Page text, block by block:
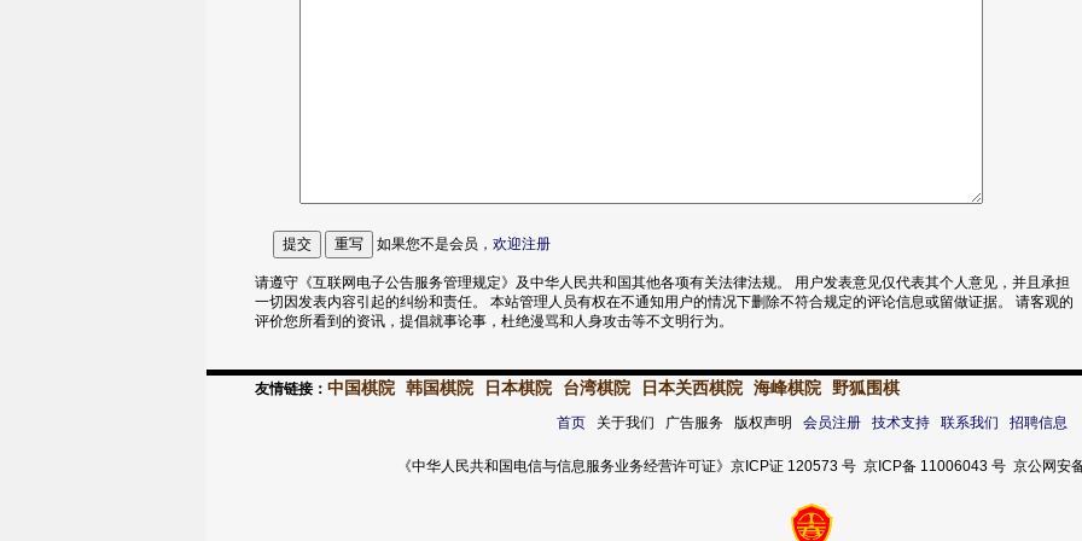
如果您不是会员， 欢迎注册
请遵守《互联网电子公告服务管理规定》及中华人民共和国其他各项有关法律法规。 用户发表意见仅代表其个人意见，并且承担
一切因发表内容引起的纠纷和责任。 本站管理人员有权在不通知用户的情况下删除不符合规定的评论信息或留做证据。 请客观的
评价您所看到的资讯，提倡就事论事，杜绝漫骂和人身攻击等不文明行为。
友情链接： 中国棋院 韩国棋院 日本棋院 台湾棋院 日本关西棋院 海峰棋院 野狐围棋
首页关于我们 广告服务 版权声明 会员注册 技术支持 联系我们 招聘信息
《中华人民共和国电信与信息服务业务经营许可证》京ICP证 120573 号 京ICP备 11006043 号 京公网安